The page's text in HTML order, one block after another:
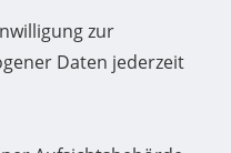
zur
Daten jederzeit